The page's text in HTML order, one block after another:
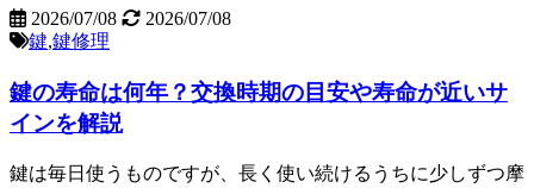
2026/07/08
2026/07/08
鍵,鍵修理
鍵の寿命は何年？交換時期の目安や寿命が近いサ
インを解説
鍵は毎日使うものですが、長く使い続けるうちに少しずつ摩